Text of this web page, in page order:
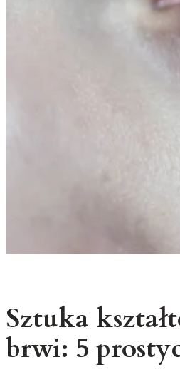
Sztuka
brwi: 5